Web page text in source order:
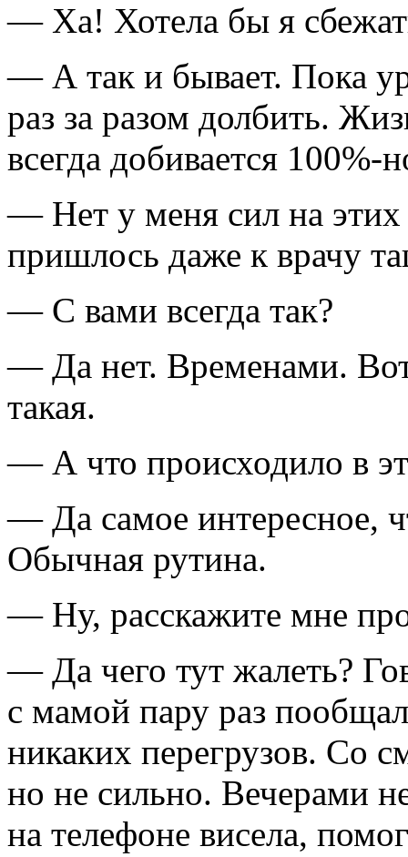
— Ха! Хотела бы я
— А так и бывает. Пока
раз за разом долбить.
всегда добивается 100%-
— Нет у меня сил на этих
пришлось даже к врачу
— С вами всегда так?
— Да нет. Временами.
такая.
— А что происходило в
— Да самое интересное,
Обычная рутина.
— Ну, расскажите мне
— Да чего тут жалеть?
с мамой пару раз
никаких перегрузов. Со
но не сильно. Вечерами
на телефоне висела,